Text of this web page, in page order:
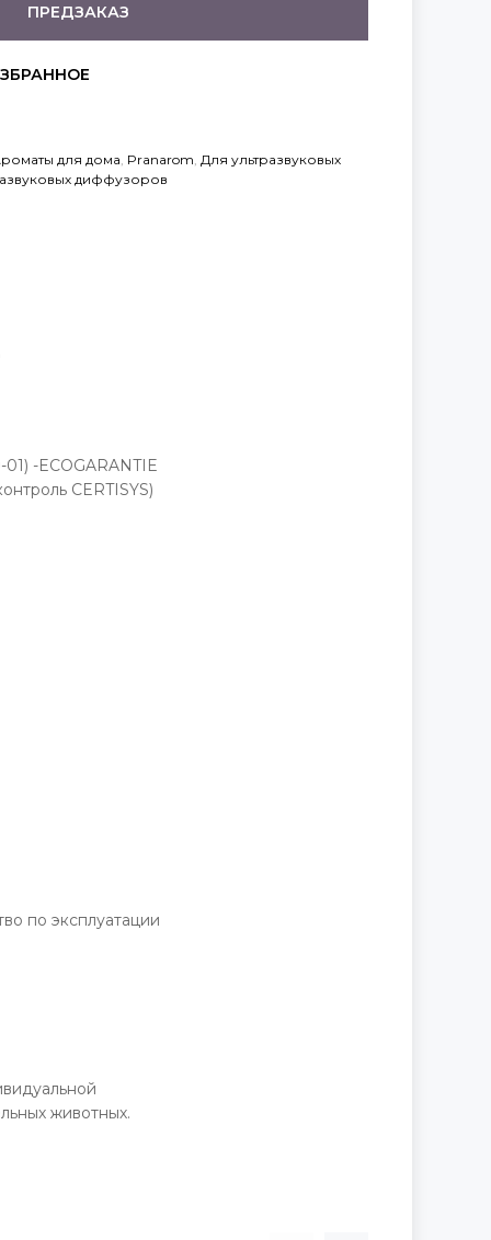
ПРЕДЗАКАЗ
для дома Pranarom Для ультразвуковых
диффузоров
-ECOGARANTIE
CERTISYS)
по эксплуатации
животных.